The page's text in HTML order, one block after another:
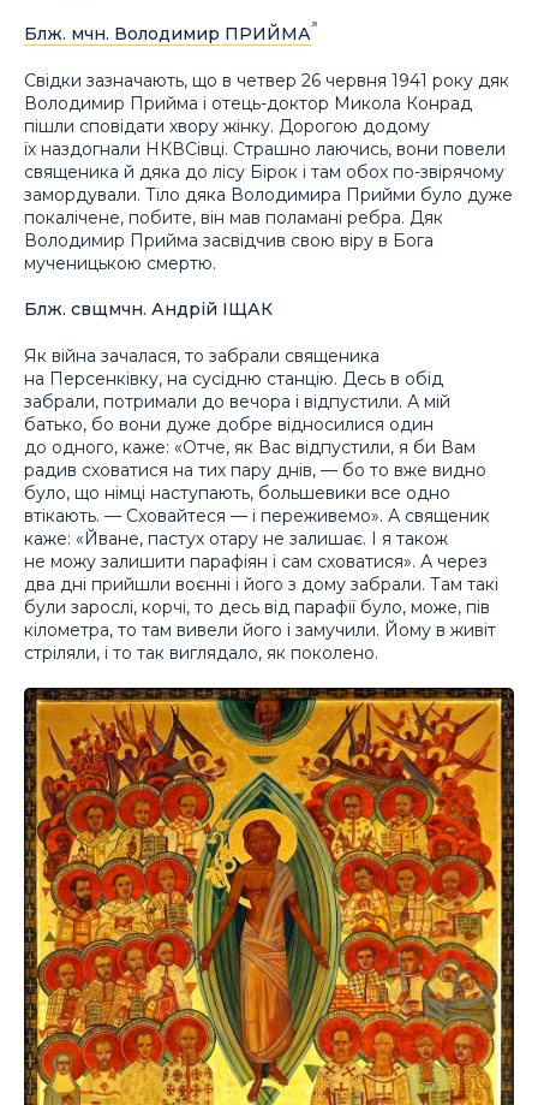
Блж. мчн. Володимир ПРИЙМА
Свідки зазначають, що в четвер 26 червня 1941 року дяк
Володимир Прийма і отець-доктор Микола Конрад
пішли сповідати хвору жінку. Дорогою додому
їх наздогнали НКВСівці. Страшно лаючись, вони повели
священика й дяка до лісу Бірок і там обох по-звірячому
замордували. Тіло дяка Володимира Прийми було дуже
покалічене, побите, він мав поламані ребра. Дяк
Володимир Прийма засвідчив свою віру в Бога
мученицькою смертю.
Блж. свщмчн. Андрій ІЩАК
Як війна зачалася, то забрали священика
на Персенківку, на сусідню станцію. Десь в обід
забрали, потримали до вечора і відпустили. А мій
батько, бо вони дуже добре відносилися один
до одного, каже: «Отче, як Вас відпустили, я би Вам
радив сховатися на тих пару днів, — бо то вже видно
було, що німці наступають, большевики все одно
втікають. — Сховайтеся — і переживемо». А священик
каже: «Йване, пастух отару не залишає. І я також
не можу залишити парафіян і сам сховатися». А через
два дні прийшли воєнні і його з дому забрали. Там такі
були зарослі, корчі, то десь від парафії було, може, пів
кілометра, то там вивели його і замучили. Йому в живіт
стріляли, і то так виглядало, як поколено.